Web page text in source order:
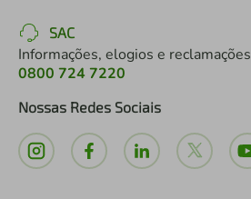
SAC
Informações, elogios e reclamações
0800 724 7220
Nossas Redes Sociais